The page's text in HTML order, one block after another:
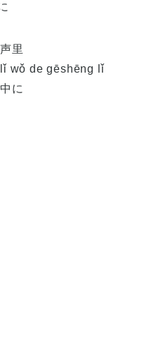
里
wǒ de gēshēng lǐ
に